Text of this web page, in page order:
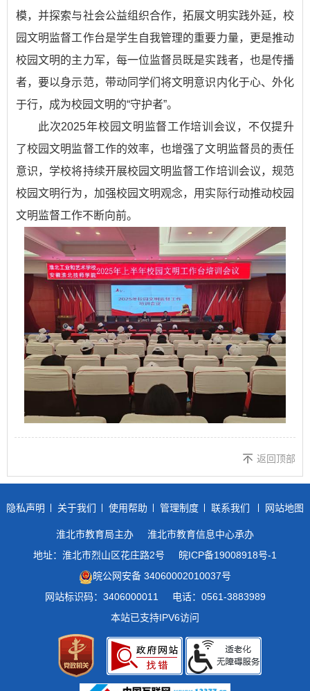
模，并探索与社会公益组织合作，拓展文明实践外延，校
园文明监督工作台是学生自我管理的重要力量，更是推动
校园文明的主力军，每一位监督员既是实践者，也是传播
者，要以身示范，带动同学们将文明意识内化于心、外化
于行，成为校园文明的“守护者”。
此次2025年校园文明监督工作培训会议，不仅提升
了校园文明监督工作的效率，也增强了文明监督员的责任
意识，学校将持续开展校园文明监督工作培训会议，规范
校园文明行为，加强校园文明观念，用实际行动推动校园
文明监督工作不断向前。
返回顶部
隐私声明 关于我们 使用帮助 管理制度 联系我们 网站地图
淮北市教育局主办
淮北市教育信息中心承办
地址：淮北市烈山区花庄路2号
皖ICP备19008918号-1
皖公网安备 34060002010037号
网站标识码：3406000011
电话：0561-3883989
本站已支持IPV6访问